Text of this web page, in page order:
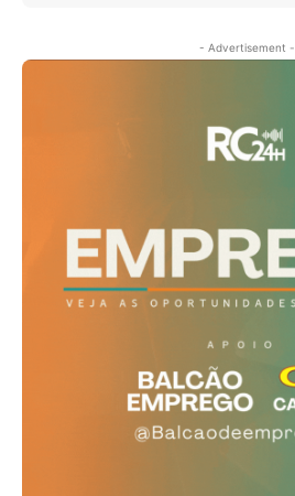
- Advertisement -